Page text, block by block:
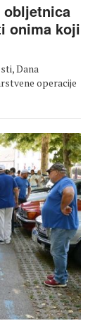
obljetnica
onima koji
Dana
operacije